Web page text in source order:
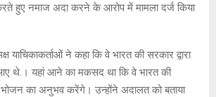
हुए नमाज अदा करने के आरोप में मामला दर्ज किया
याचिकाकर्ताओं ने कहा कि वे भारत की सरकार द्वारा
आए थे.। यहां आने का मकसद था कि वे भारत की
का अनुभव करेंगे। उन्होंने अदालत को बताया